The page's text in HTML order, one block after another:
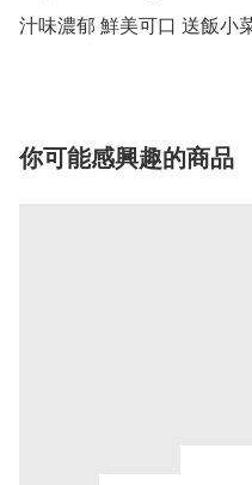
汁味濃郁 鮮美可口 送飯小
你可能感興趣的商品